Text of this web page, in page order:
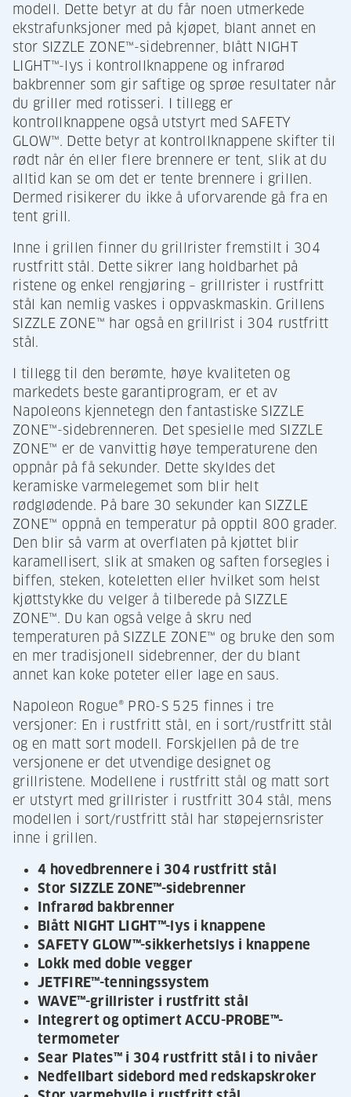
modell. Dette betyr at du får noen utmerkede
ekstrafunksjoner med på kjøpet, blant annet en
stor SIZZLE ZONE™-sidebrenner, blått NIGHT
LIGHT™-lys i kontrollknappene og infrarød
bakbrenner som gir saftige og sprøe resultater når
du griller med rotisseri. I tillegg er
kontrollknappene også utstyrt med SAFETY
GLOW™. Dette betyr at kontrollknappene skifter til
rødt når én eller flere brennere er tent, slik at du
alltid kan se om det er tente brennere i grillen.
Dermed risikerer du ikke å uforvarende gå fra en
tent grill.
Inne i grillen finner du grillrister fremstilt i 304
rustfritt stål. Dette sikrer lang holdbarhet på
ristene og enkel rengjøring – grillrister i rustfritt
stål kan nemlig vaskes i oppvaskmaskin. Grillens
SIZZLE ZONE™ har også en grillrist i 304 rustfritt
stål.
I tillegg til den berømte, høye kvaliteten og
markedets beste garantiprogram, er et av
Napoleons kjennetegn den fantastiske SIZZLE
ZONE™-sidebrenneren. Det spesielle med SIZZLE
ZONE™ er de vanvittig høye temperaturene den
oppnår på få sekunder. Dette skyldes det
keramiske varmelegemet som blir helt
rødglødende. På bare 30 sekunder kan SIZZLE
ZONE™ oppnå en temperatur på opptil 800 grader.
Den blir så varm at overflaten på kjøttet blir
karamellisert, slik at smaken og saften forsegles i
biffen, steken, koteletten eller hvilket som helst
kjøttstykke du velger å tilberede på SIZZLE
ZONE™. Du kan også velge å skru ned
temperaturen på SIZZLE ZONE™ og bruke den som
en mer tradisjonell sidebrenner, der du blant
annet kan koke poteter eller lage en saus.
Napoleon Rogue® PRO-S 525 finnes i tre
versjoner: En i rustfritt stål, en i sort/rustfritt stål
og en matt sort modell. Forskjellen på de tre
versjonene er det utvendige designet og
grillristene. Modellene i rustfritt stål og matt sort
er utstyrt med grillrister i rustfritt 304 stål, mens
modellen i sort/rustfritt stål har støpejernsrister
inne i grillen.
4 hovedbrennere i 304 rustfritt stål
Stor SIZZLE ZONE™-sidebrenner
Infrarød bakbrenner
Blått NIGHT LIGHT™-lys i knappene
SAFETY GLOW™-sikkerhetslys i knappene
Lokk med doble vegger
JETFIRE™-tenningssystem
WAVE™-grillrister i rustfritt stål
Integrert og optimert ACCU-PROBE™-
termometer
Sear Plates™ i 304 rustfritt stål i to nivåer
Nedfellbart sidebord med redskapskroker